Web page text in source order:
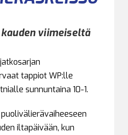
viimeiseltä
tappiot WP:lle
sunnuntaina 10-1.
iltapäivään, kun